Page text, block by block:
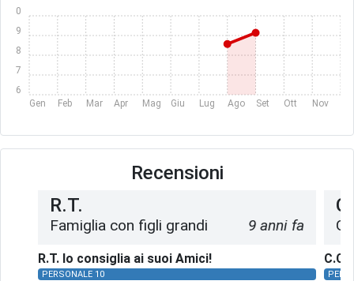
Gen Feb Mar Apr Mag Giu Lug Ago Set Ott Nov
6
7
8
9
10
Recensioni
R.T.
Famiglia con figli grandi 9 anni fa
R.T. lo consiglia ai suoi Amici!
PERSONALE 10
C.C.